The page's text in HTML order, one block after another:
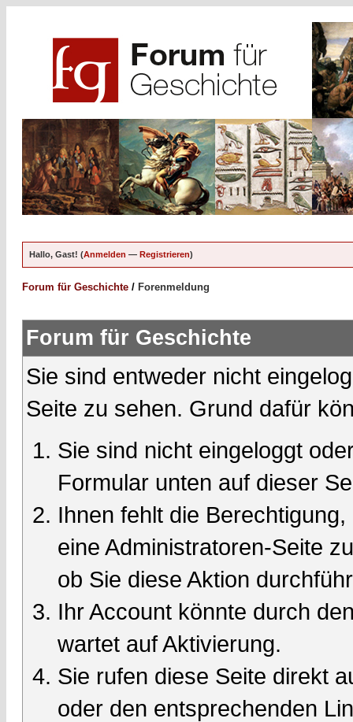
Hallo, Gast! (Anmelden — Registrieren)
Forum für Geschichte / Forenmeldung
Forum für Geschichte
Sie sind entweder nicht
Seite zu sehen. Grund dafür
Sie sind nicht eingeloggt
Formular unten auf dieser
Ihnen fehlt die
eine Administratoren-Seite
ob Sie diese Aktion
Ihr Account könnte durch
wartet auf Aktivierung.
Sie rufen diese Seite direkt
oder den entsprechenden